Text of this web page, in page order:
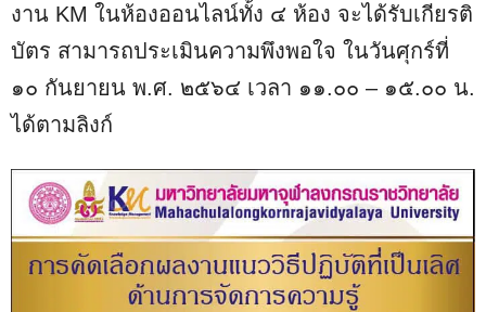
งาน KM ในห้องออนไลน์ทั้ง ๔ ห้อง จะได้รับเกียรติ
บัตร สามารถประเมินความพึงพอใจ ในวันศุกร์ที่
๑๐ กันยายน พ.ศ. ๒๕๖๔ เวลา ๑๑.๐๐ – ๑๕.๐๐ น.
ได้ตามลิงก์